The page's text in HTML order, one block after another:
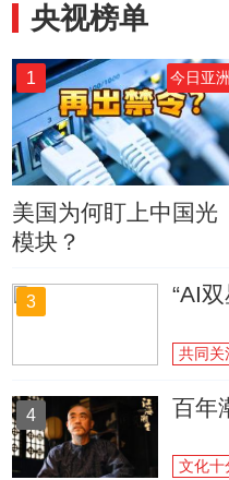
央视榜单
1 今日亚洲
美国为何盯上中国光
模块？
3 “AI
共同关
4 百年
文化十